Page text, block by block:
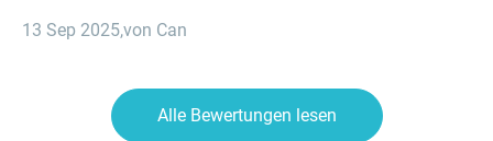
13 Sep 2025,von Can
Alle Bewertungen lesen